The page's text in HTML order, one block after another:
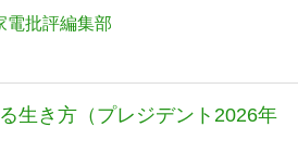
電批評編集部
生き方（プレジデント2026年